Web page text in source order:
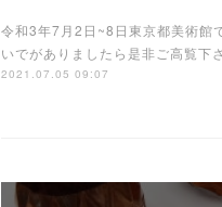
令和3年7月2日~8日東京都美術館
いでがありましたら是非
2021.07.05 09:07